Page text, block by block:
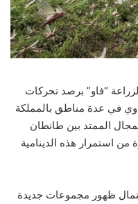
“فاو” برصد تحركات
في عدة مناطق بالمملكة
الممتد بين طانطان
من استمرار هذه الدينامية
ظهور مجموعات جديدة